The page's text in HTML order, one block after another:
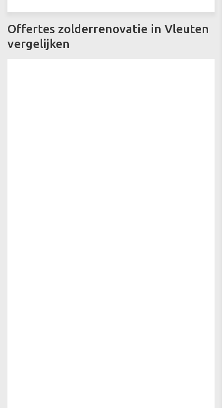
Offertes zolderrenovatie in Vleuten
vergelijken